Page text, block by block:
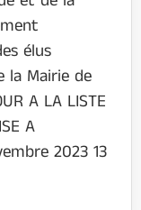
élus
la Mairie de
A LA LISTE
A
2023 13